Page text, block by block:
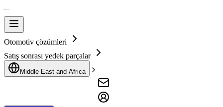
Otomotiv çözümleri
Satış sonrası yedek parçalar
Middle East and Africa